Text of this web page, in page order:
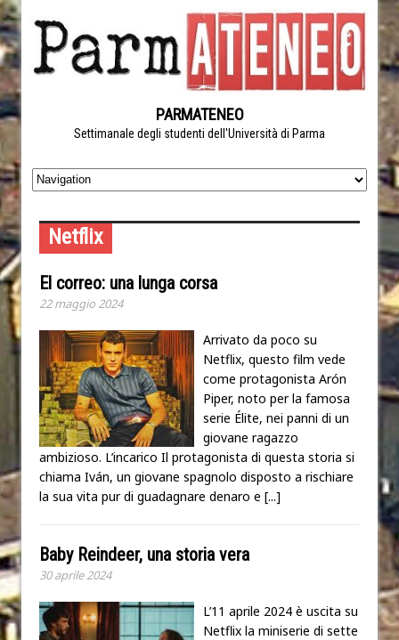
PARMATENEO
Settimanale degli studenti dell'Università di Parma
Netflix
El correo: una lunga corsa
22 maggio 2024
Arrivato da poco su
Netflix, questo film vede
come protagonista Arón
Piper, noto per la famosa
serie Élite, nei panni di un
giovane ragazzo
ambizioso. L’incarico Il protagonista di questa storia si
chiama Iván, un giovane spagnolo disposto a rischiare
la sua vita pur di guadagnare denaro e [...]
Baby Reindeer, una storia vera
30 aprile 2024
L’11 aprile 2024 è uscita su
Netflix la miniserie di sette